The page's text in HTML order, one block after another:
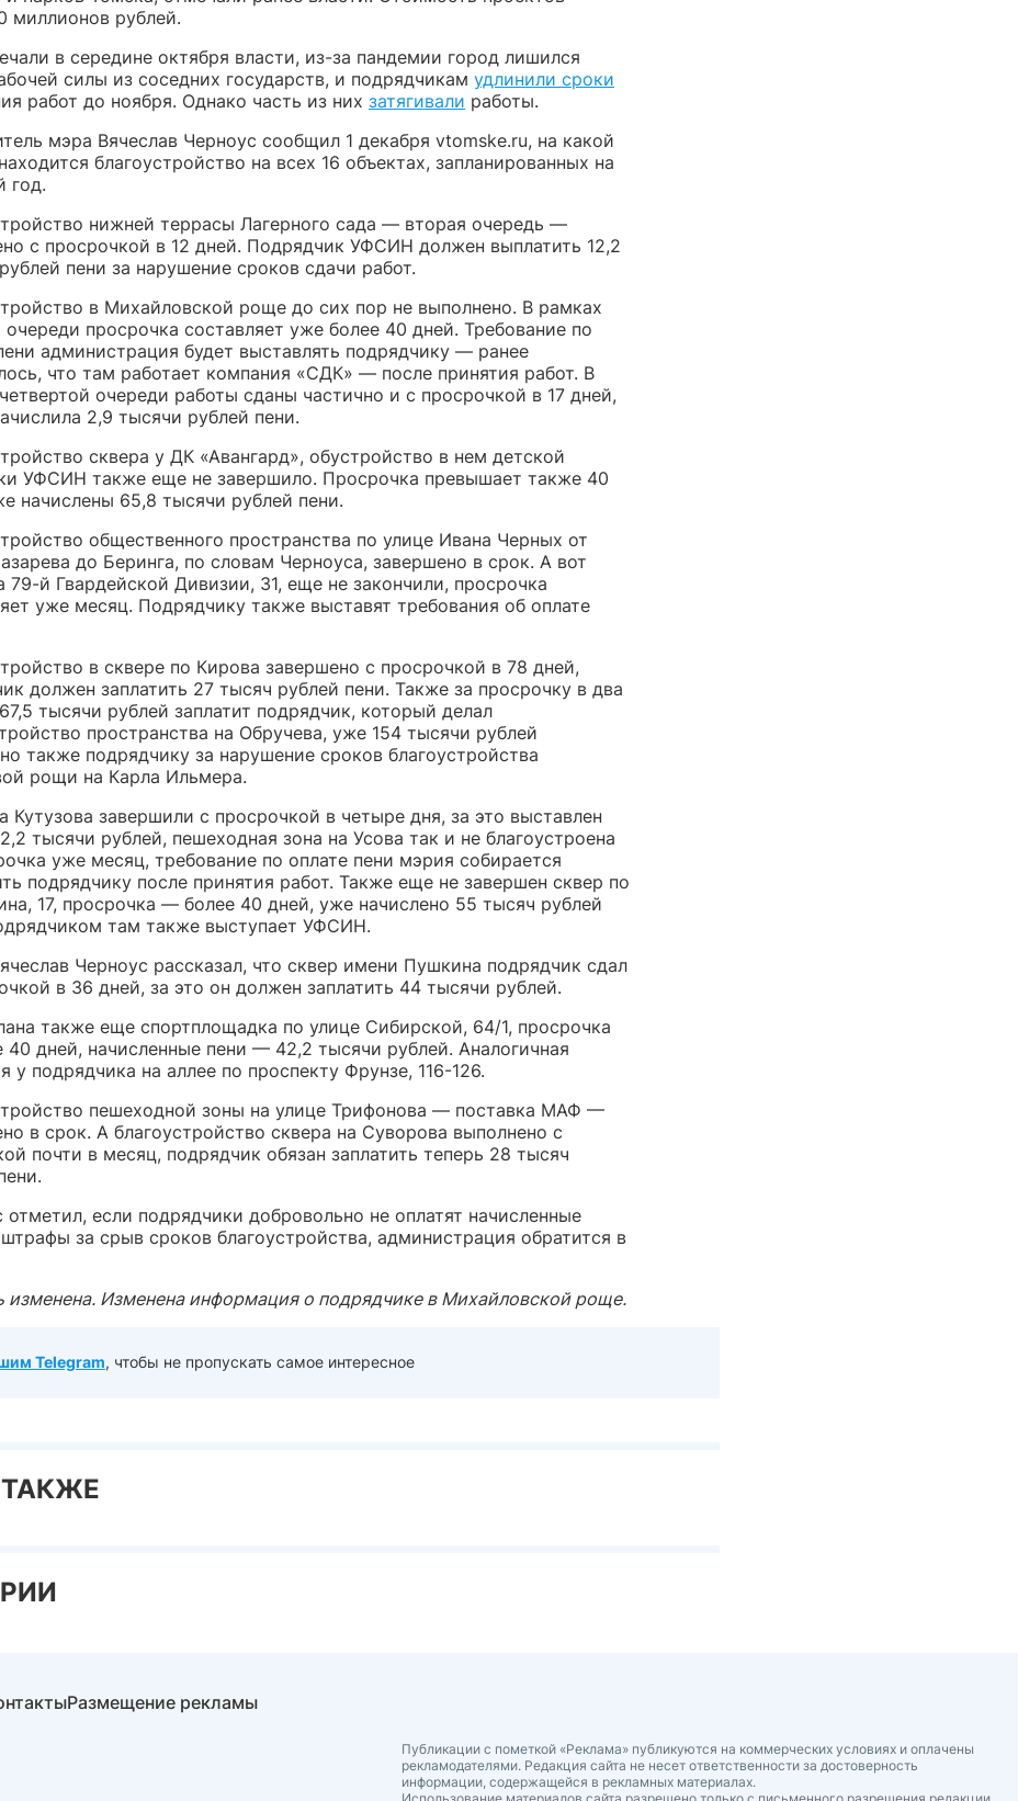
миллионов рублей.
в середине октября власти, из-за пандемии город лишился
силы из соседних государств, и подрядчикам удлинили сроки
работ до ноября. Однако часть из них затягивали работы.
мэра Вячеслав Черноус сообщил 1 декабря vtomske.ru, на какой
благоустройство на всех 16 объектах, запланированных на
год.
нижней террасы Лагерного сада — вторая очередь —
с просрочкой в 12 дней. Подрядчик УФСИН должен выплатить 12,2
пени за нарушение сроков сдачи работ.
в Михайловской роще до сих пор не выполнено. В рамках
очереди просрочка составляет уже более 40 дней. Требование по
администрация будет выставлять подрядчику — ранее
что там работает компания «СДК» — после принятия работ. В
очереди работы сданы частично и с просрочкой в 17 дней,
2,9 тысячи рублей пени.
сквера у ДК «Авангард», обустройство в нем детской
УФСИН также еще не завершило. Просрочка превышает также 40
начислены 65,8 тысячи рублей пени.
общественного пространства по улице Ивана Черных от
до Беринга, по словам Черноуса, завершено в срок. А вот
79-й Гвардейской Дивизии, 31, еще не закончили, просрочка
уже месяц. Подрядчику также выставят требования об оплате
в сквере по Кирова завершено с просрочкой в 78 дней,
должен заплатить 27 тысяч рублей пени. Также за просрочку в два
тысячи рублей заплатит подрядчик, который делал
пространства на Обручева, уже 154 тысячи рублей
также подрядчику за нарушение сроков благоустройства
рощи на Карла Ильмера.
Кутузова завершили с просрочкой в четыре дня, за это выставлен
тысячи рублей, пешеходная зона на Усова так и не благоустроена
уже месяц, требование по оплате пени мэрия собирается
подрядчику после принятия работ. Также еще не завершен сквер по
17, просрочка — более 40 дней, уже начислено 55 тысяч рублей
там также выступает УФСИН.
Черноус рассказал, что сквер имени Пушкина подрядчик сдал
в 36 дней, за это он должен заплатить 44 тысячи рублей.
также еще спортплощадка по улице Сибирской, 64/1, просрочка
дней, начисленные пени — 42,2 тысячи рублей. Аналогичная
у подрядчика на аллее по проспекту Фрунзе, 116-126.
пешеходной зоны на улице Трифонова — поставка МАФ —
в срок. А благоустройство сквера на Суворова выполнено с
почти в месяц, подрядчик обязан заплатить теперь 28 тысяч
отметил, если подрядчики добровольно не оплатят начисленные
за срыв сроков благоустройства, администрация обратится в
изменена. Изменена информация о подрядчике в Михайловской роще.
Telegram, чтобы не пропускать самое интересное
Размещение рекламы
Публикации с пометкой «Реклама» публикуются на коммерческих условиях и оплачены
рекламодателями. Редакция сайта не несет ответственности за достоверность
информации, содержащейся в рекламных материалах.